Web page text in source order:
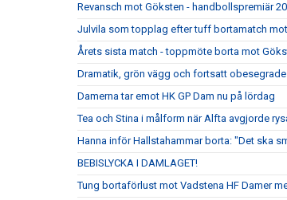
Revansch mot Göksten - handbollspremiär
Julvila som topplag efter tuff bortamatch
Årets sista match - toppmöte borta mot
Dramatik, grön vägg och fortsatt
Damerna tar emot HK GP Dam nu på lördag
Tea och Stina i målform när Alfta avgjorde
Hanna inför Hallstahammar borta: "Det ska
BEBISLYCKA I DAMLAGET!
Tung bortaförlust mot Vadstena HF Damer